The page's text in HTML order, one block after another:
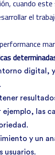
cuando este
el
digital,
las
y un
usuarios.